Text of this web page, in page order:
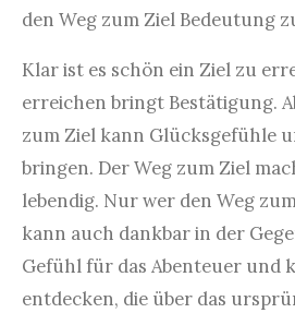
den Weg zum Ziel Bedeutung
Klar ist es schön ein Ziel zu
erreichen bringt Bestätigung.
zum Ziel kann Glücksgefühle
bringen. Der Weg zum Ziel
lebendig. Nur wer den Weg
kann auch dankbar in der
Gefühl für das Abenteuer und
entdecken, die über das